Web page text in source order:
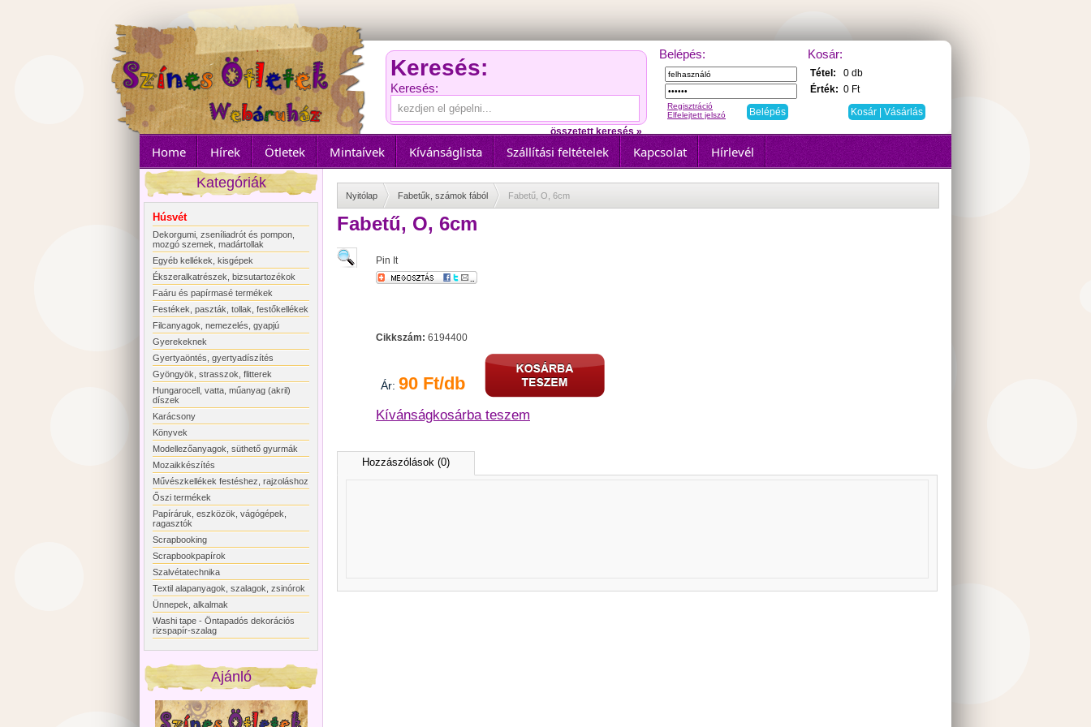
Keresés:
Keresés:
összetett keresés »
Belépés:
Regisztráció
Elfelejtett jelszó
Kosár:
Tétel:
0 db
Érték: 0 Ft
Kosár | Vásárlás
Home Hírek Ötletek Mintaívek Kívánságlista Szállítási feltételek Kapcsolat
Hírlevél
Kategóriák
Húsvét
Dekorgumi, zseníliadrót és pompon,
mozgó szemek, madártollak
Egyéb kellékek, kisgépek
Ékszeralkatrészek, bizsutartozékok
Faáru és papírmasé termékek
Festékek, paszták, tollak, festőkellékek
Filcanyagok, nemezelés, gyapjú
Gyerekeknek
Gyertyaöntés, gyertyadíszítés
Gyöngyök, strasszok, flitterek
Hungarocell, vatta, műanyag (akril)
díszek
Karácsony
Könyvek
Modellezőanyagok, süthető gyurmák
Mozaikkészítés
Művészkellékek festéshez, rajzoláshoz
Őszi termékek
Papíráruk, eszközök, vágógépek,
ragasztók
Scrapbooking
Scrapbookpapírok
Szalvétatechnika
Textil alapanyagok, szalagok, zsinórok
Ünnepek, alkalmak
Washi tape - Öntapadós dekorációs
rizspapír-szalag
Ajánló
Nyitólap Fabetűk, számok fából Fabetű, O, 6cm
Fabetű, O, 6cm
Pin It
Cikkszám: 6194400
Ár: 90 Ft/db
Kívánságkosárba teszem
Hozzászólások (0)